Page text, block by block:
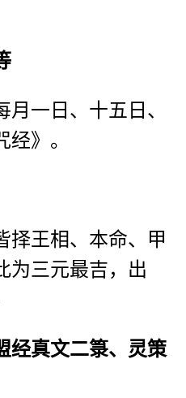
一日、十五日、
》。
择王相、本命、甲
为三元最吉，出
经真文二箓、灵策